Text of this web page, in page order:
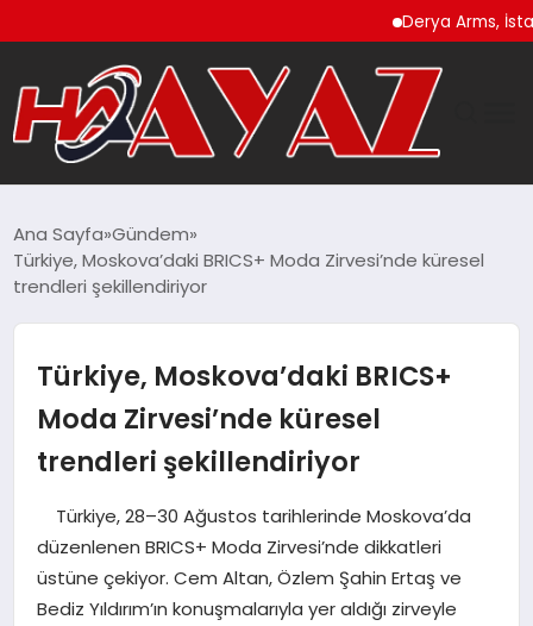
Derya Arms, İstanbul
DÜNYA
EKONOMI
MAGAZIN
SAĞLIK
SIYASET
Ana Sayfa Gündem
Türkiye, Moskova’daki BRICS+ Moda Zirvesi’nde küresel
trendleri şekillendiriyor
Türkiye, Moskova’daki BRICS+
Moda Zirvesi’nde küresel
trendleri şekillendiriyor
Türkiye, 28–30 Ağustos tarihlerinde Moskova’da
düzenlenen BRICS+ Moda Zirvesi’nde dikkatleri
üstüne çekiyor. Cem Altan, Özlem Şahin Ertaş ve
Bediz Yıldırım’ın konuşmalarıyla yer aldığı zirveyle